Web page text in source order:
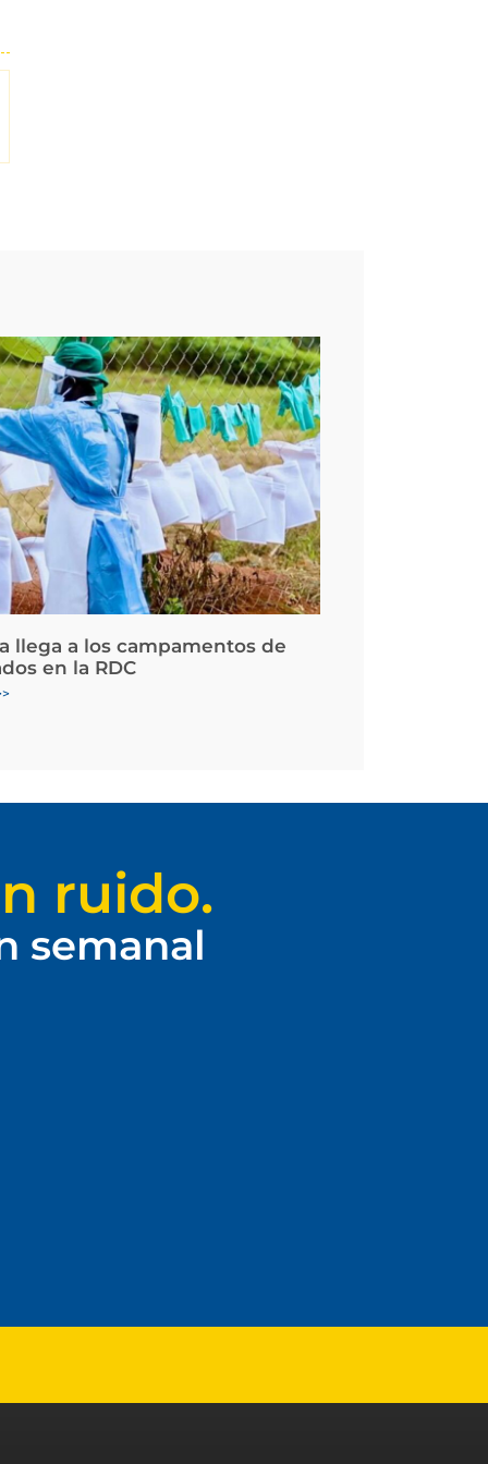
llega a los campamentos de
en la RDC
ruido.
semanal